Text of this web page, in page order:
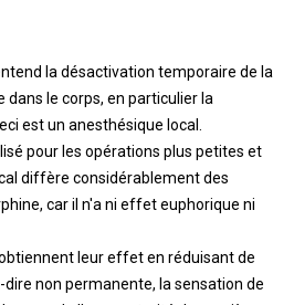
la désactivation temporaire de la
le corps, en particulier la
est un anesthésique local.
pour les opérations plus petites et
diffère considérablement des
car il n'a ni effet euphorique ni
leur effet en réduisant de
non permanente, la sensation de